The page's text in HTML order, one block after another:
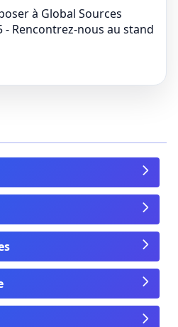
à Global Sources
- Rencontrez-nous au stand